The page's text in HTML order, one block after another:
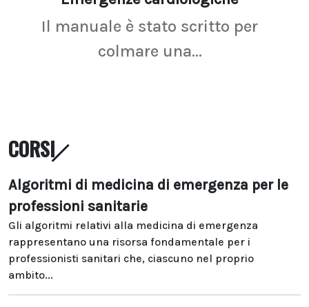
Il manuale è stato scritto per
colmare una...
CORSI
Algoritmi di medicina di emergenza per le
professioni sanitarie
Gli algoritmi relativi alla medicina di emergenza
rappresentano una risorsa fondamentale per i
professionisti sanitari che, ciascuno nel proprio
ambito...